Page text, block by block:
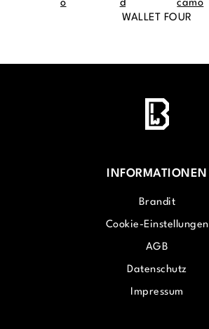
WALLET FOUR
INFORMATIONEN
Brandit
Cookie-Einstellungen
AGB
Datenschutz
Impressum